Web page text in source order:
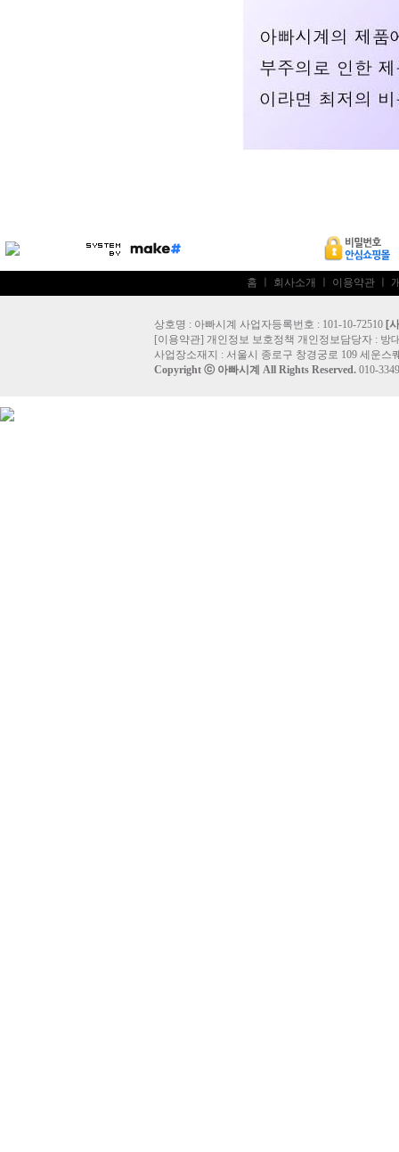
홈 회사소개 이용약관
상호명 : 아빠시계 사업자등록번호 : 101-10-72510 [
[이용약관] 개인정보 보호정책 개인정보담당자 : 방
사업장소재지 : 서울시 종로구 창경궁로 109 세운스
Copyright ⓒ 아빠시계 All Rights Reserved. 010-